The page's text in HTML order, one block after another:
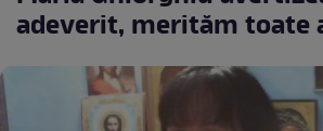
adeverit, merităm toate